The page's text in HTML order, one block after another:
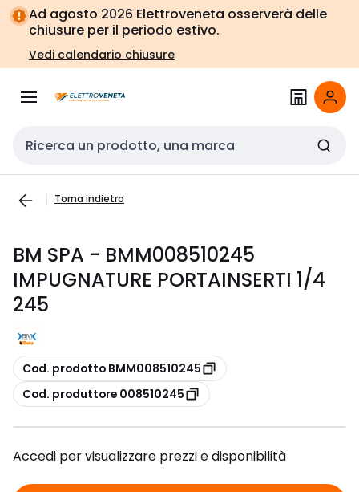
Vai alla
navigazione
Vai
alla
pagina
Ad agosto 2026 Elettroveneta osserverà delle
chiusure per il periodo estivo.
Vedi calendario chiusure
Cerca input
Torna indietro
BM SPA - BMM008510245
IMPUGNATURE PORTAINSERTI 1/4
245
copia
Cod. prodotto BMM008510245
copia
Cod. produttore 008510245
Accedi per visualizzare prezzi e disponibilità